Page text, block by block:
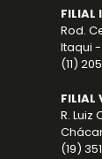
FILIAL
Rod.
Itaqui -
(11)
FILIAL
R. Luiz
(19)